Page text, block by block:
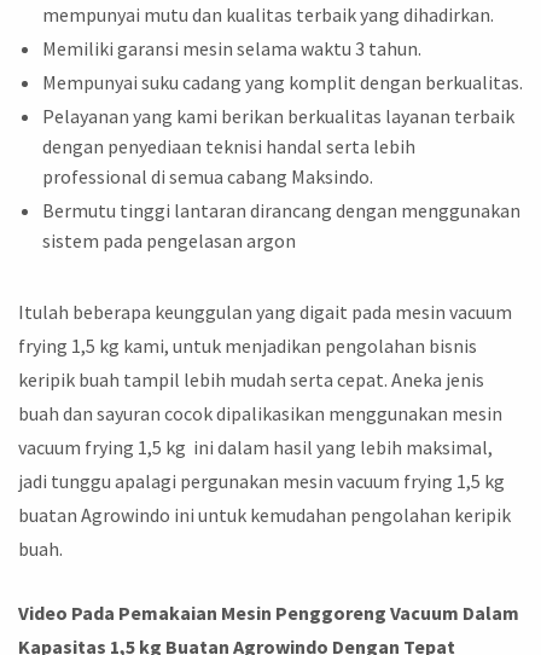
mempunyai mutu dan kualitas terbaik yang dihadirkan.
Memiliki garansi mesin selama waktu 3 tahun.
Mempunyai suku cadang yang komplit dengan berkualitas.
Pelayanan yang kami berikan berkualitas layanan terbaik
dengan penyediaan teknisi handal serta lebih
professional di semua cabang Maksindo.
Bermutu tinggi lantaran dirancang dengan menggunakan
sistem pada pengelasan argon
Itulah beberapa keunggulan yang digait pada mesin vacuum
frying 1,5 kg kami, untuk menjadikan pengolahan bisnis
keripik buah tampil lebih mudah serta cepat. Aneka jenis
buah dan sayuran cocok dipalikasikan menggunakan mesin
vacuum frying 1,5 kg ini dalam hasil yang lebih maksimal,
jadi tunggu apalagi pergunakan mesin vacuum frying 1,5 kg
buatan Agrowindo ini untuk kemudahan pengolahan keripik
buah.
Video Pada Pemakaian Mesin Penggoreng Vacuum Dalam
Kapasitas 1,5 kg Buatan Agrowindo Dengan Tepat